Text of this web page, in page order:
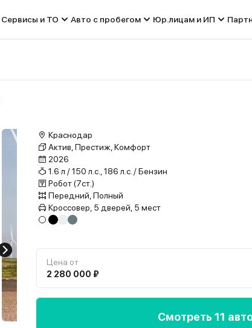
Сервисы и ТО Авто с пробегом Юр.лицам и ИП
Краснодар
Актив, Престиж, Комфорт
2026
1.6 л / 150 л.с., 186 л.с. / Бензин
Робот (7ст.)
Передний, Полный
Кроссовер, 5 дверей, 5 мест
Цена от
2 280 000 ₽
Смотреть 11